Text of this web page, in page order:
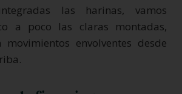
las harinas, vamos
a poco las claras montadas,
movimientos envolventes desde